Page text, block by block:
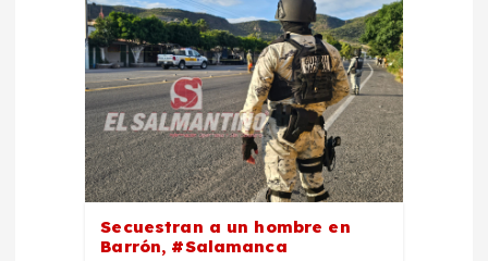
Secuestran a un hombre en
Barrón, #Salamanca